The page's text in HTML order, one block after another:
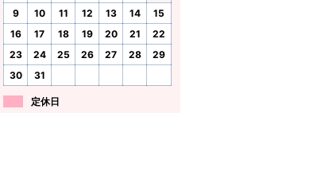
9
10 11 12 13 14
15
16
17 18 19 20 21
22
23
24 25 26 27 28
29
30
31
定休日